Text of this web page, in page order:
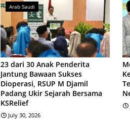
Arab Saudi
23 dari 30 Anak Penderita
Jantung Bawaan Sukses
Dioperasi, RSUP M Djamil
Padang Ukir Sejarah Bersama
KSRelief
July 30, 2026